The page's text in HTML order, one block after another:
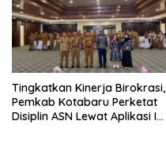
Tingkatkan Kinerja Birokrasi,
Pemkab Kotabaru Perketat
Disiplin ASN Lewat Aplikasi I-